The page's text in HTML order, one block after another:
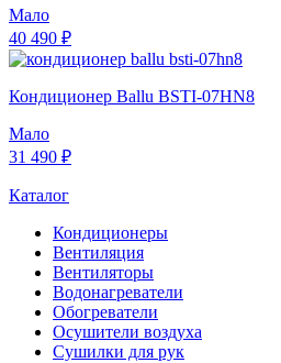
Мало
40 490 ₽
Кондиционер Ballu BSTI-07HN8
Мало
31 490 ₽
Каталог
Кондиционеры
Вентиляция
Вентиляторы
Водонагреватели
Обогреватели
Осушители воздуха
Сушилки для рук